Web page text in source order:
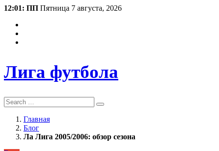
12:01: ПП Пятница 7 августа, 2026
Лига футбола
Search
Главная
Блог
Ла Лига 2005/2006: обзор сезона